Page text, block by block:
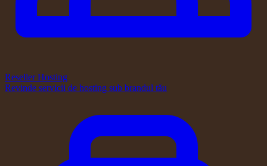
Reseller Hosting
Revinde servicii de hosting sub brandul tău